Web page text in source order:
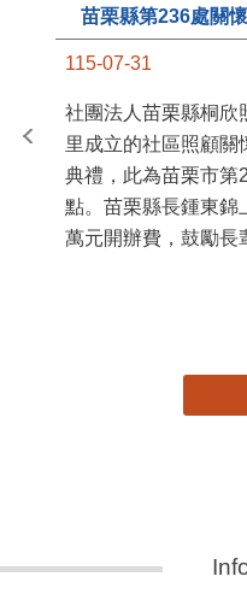
苗栗縣第236處關
115-07-31
社團法人苗栗縣桐欣
里成立的社區照顧關
典禮，此為苗栗市第
點。苗栗縣長鍾東錦
萬元開辦費，鼓勵長